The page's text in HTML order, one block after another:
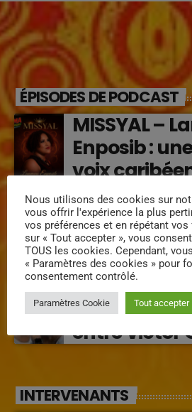
ÉPISODES DE PODCAST
MISSYAL –
Enposib :
voix
transforme
en musique
Régine
Mwen, la
‘2026)
« Lanmou
la rencontre
entre Victor
INTERVENANTS
Nous utilisons des cookies sur
vous offrir l'expérience la plus
vos préférences et en répétant
sur « Tout accepter », vous
TOUS les cookies. Cependant,
« Paramètres des cookies » pour
consentement contrôlé.
Paramètres Cookie Tout accepter